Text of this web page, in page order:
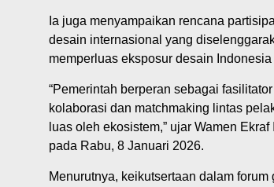
Ia juga menyampaikan rencana
desain internasional yang
memperluas eksposur desain
“Pemerintah berperan sebagai
kolaborasi dan matchmaking lintas
luas oleh ekosistem,” ujar Wamen
pada Rabu, 8 Januari 2026.
Menurutnya, keikutsertaan dalam